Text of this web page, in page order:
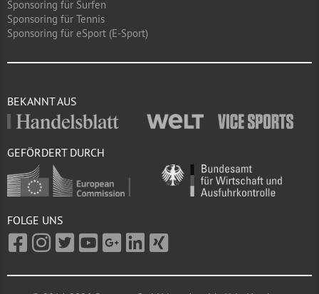
Sponsoring für Surfen
Sponsoring für Tennis
Sponsoring für eSport (E-Sport)
BEKANNT AUS
GEFÖRDERT DURCH
FOLGE UNS